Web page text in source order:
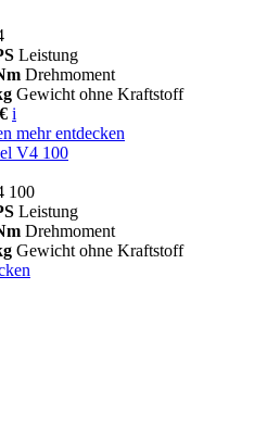
Leistung
Drehmoment
Gewicht ohne Kraftstoff
i
mehr entdecken
V4 100
100
Leistung
Drehmoment
Gewicht ohne Kraftstoff